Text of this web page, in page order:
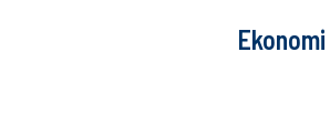
Ekonomi